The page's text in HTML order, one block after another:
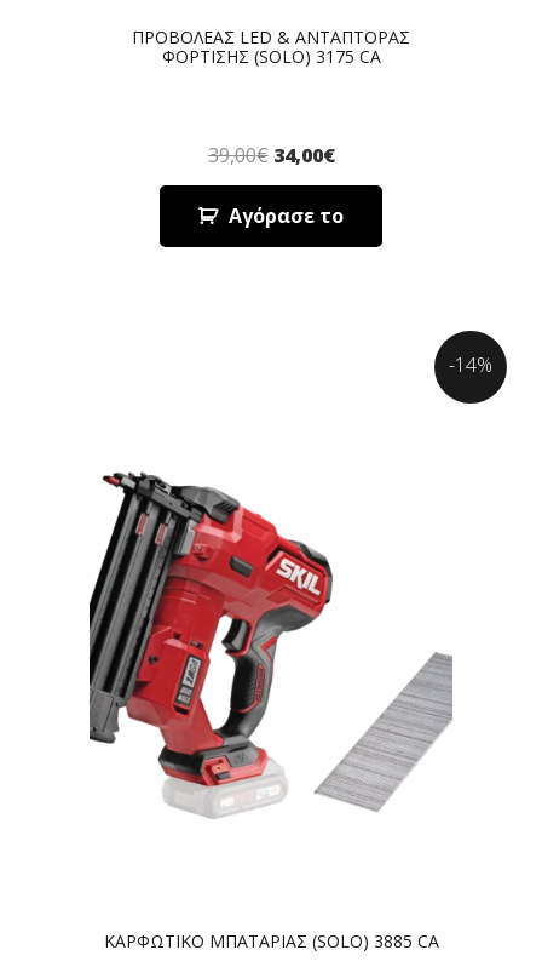
ΠΡΟΒΟΛΕΑΣ LED & ΑΝΤΑΠΤΟΡΑΣ
ΦΟΡΤΙΣΗΣ (SOLO) 3175 CA
39,00€ 34,00€
Αγόρασε το
ΚΑΡΦΩΤΙΚΟ ΜΠΑΤΑΡΙΑΣ (SOLO) 3885 CA
-14%